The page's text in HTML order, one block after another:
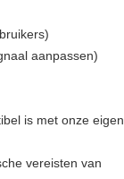
aanpassen)
is met onze eigen
vereisten van